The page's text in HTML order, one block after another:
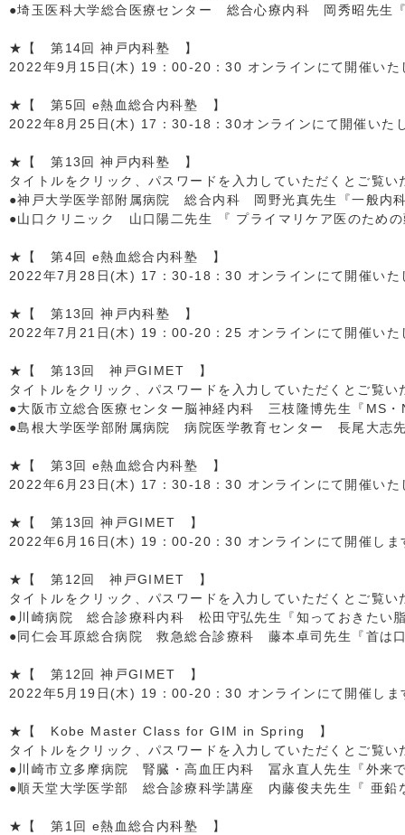
●埼玉医科大学総合医療センター 総合心療内科 岡秀昭先生
★【 第14回 神戸内科塾 】
2022年9月15日(木) 19：00-20：30 オンラインにて開催いた
★【 第5回 e熱血総合内科塾 】
2022年8月25日(木) 17：30-18：30オンラインにて開催いた
★【 第13回 神戸内科塾 】
タイトルをクリック、パスワードを入力していただくとご覧
●神戸大学医学部附属病院 総合内科 岡野光真先生『一般内
●山口クリニック 山口陽二先生 『 プライマリケア医のため
★【 第4回 e熱血総合内科塾 】
2022年7月28日(木) 17：30-18：30 オンラインにて開催いた
★【 第13回 神戸内科塾 】
2022年7月21日(木) 19：00-20：25 オンラインにて開催いた
★【 第13回 神戸GIMET 】
タイトルをクリック、パスワードを入力していただくとご覧
●大阪市立総合医療センター脳神経内科 三枝隆博先生『MS
●島根大学医学部附属病院 病院医学教育センター 長尾大志
★【 第3回 e熱血総合内科塾 】
2022年6月23日(木) 17：30-18：30 オンラインにて開催いた
★【 第13回 神戸GIMET 】
2022年6月16日(木) 19：00-20：30 オンラインにて開催しま
★【 第12回 神戸GIMET 】
タイトルをクリック、パスワードを入力していただくとご覧
●川崎病院 総合診療科内科 松田守弘先生『知っておきたい
●同仁会耳原総合病院 救急総合診療科 藤本卓司先生『首は
★【 第12回 神戸GIMET 】
2022年5月19日(木) 19：00-20：30 オンラインにて開催しま
★【 Kobe Master Class for GIM in Spring 】
タイトルをクリック、パスワードを入力していただくとご覧
●川崎市立多摩病院 腎臓・高血圧内科 冨永直人先生『外来
●順天堂大学医学部 総合診療科学講座 内藤俊夫先生『 亜鉛
★【 第1回 e熱血総合内科塾 】